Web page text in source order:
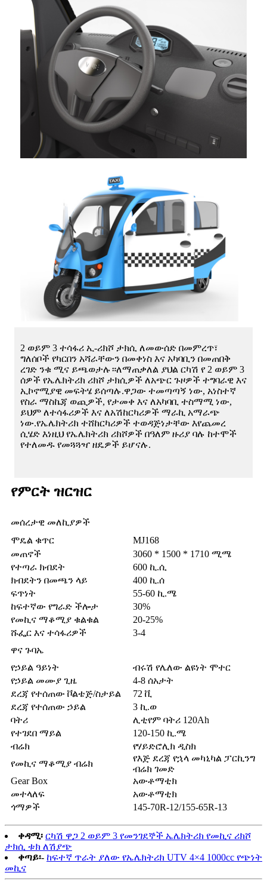
2 ወይም 3 ተሳፋሪ ኢ-ሪክሾ ታክሲ ለመውሰድ በመምረጥ፣
ግለሰቦች የካርበን አሻራቸውን በመቀነስ እና አካባቢን በመጠበቅ
ረገድ ንቁ ሚና ይጫወታሉ።ለማጠቃለል ያህል ርካሽ የ 2 ወይም 3
ሰዎች የኤሌክትሪክ ሪክሾ ታክሲዎች ለአጭር ጉዞዎች ተግባራዊ እና
ኢኮኖሚያዊ መፍትሄ ይሰጣሉ.ዋጋው ተመጣጣኝ ነው, አነስተኛ
የስራ ማስኬጃ ወጪዎች, የታመቀ እና ለአካባቢ ተስማሚ ነው,
ይህም ለተሳፋሪዎች እና ለአሽከርካሪዎች ማራኪ አማራጭ
ነው.የኤሌክትሪክ ተሸከርካሪዎች ተወዳጅነታቸው እየጨመረ
ሲሄድ እነዚህ የኤሌክትሪክ ሪክሾዎች በዓለም ዙሪያ ባሉ ከተሞች
የተለመዱ የመጓጓዣ ዘዴዎች ይሆናሉ.
የምርት ዝርዝር
መሰረታዊ መለኪያዎች
ሞዴል ቁጥር
MJ168
መጠኖች
3060 * 1500 * 1710 ሚሜ
የተጣራ ክብደት
600 ኪ.ሲ
ክብደትን በመጫን ላይ
400 ኪ.ሰ
ፍጥነት
55-60 ኪ.ሜ
ከፍተኛው የግራድ ችሎታ
30%
የመኪና ማቆሚያ ቁልቁል
20-25%
ሹፌር እና ተሳፋሪዎች
3-4
ዋና ጉባኤ
የኃይል ዓይነት
ብሩሽ የሌለው ልዩነት ሞተር
የኃይል መሙያ ጊዜ
4-8 ሰአታት
ደረጃ የተሰጠው ቮልቴጅ/ስታይል
72 ቪ
ደረጃ የተሰጠው ኃይል
3 ኪ.ወ
ባትሪ
ሊቲየም ባትሪ 120Ah
የተገደበ ማይል
120-150 ኪ.ሜ
ብሬክ
የሃይድሮሊክ ዲስክ
የመኪና ማቆሚያ ብሬክ
የእጅ ደረጃ የኋላ መካኒካል ፓርኪንግ
ብሬክ ገመድ
Gear Box
አውቶማቲክ
መተላለፍ
አውቶማቲክ
ጎማዎች
145-70R-12/155-65R-13
ቀዳሚ፡ ርካሽ ዋጋ 2 ወይም 3 የመንገደኞች ኤሌክትሪክ የመኪና ሪክሾ
ታክሲ ቱክ ለሽያጭ
ቀጣይ፡- ከፍተኛ ጥራት ያለው የኤሌክትሪክ UTV 4×4 1000cc የጭነት
መኪና